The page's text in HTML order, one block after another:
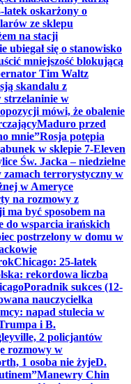
latek oskarżony o
ze sklepu
na stacji
ubiegał się o stanowisko
mniejszość blokującą
Tim Waltz
skandalu z
strzelaninie w
mówi, że obalenie
Maduro przed
mnie”Rosja potępia
w sklepie 7-Eleven
Św. Jacka – niedzielne
terrorystyczny w
w Ameryce
na rozmowy z
być sposobem na
do wsparcia irańskich
postrzelony w domu w
Chicago: 25-latek
rekordowa liczba
Poradnik sukces (12-
nauczycielka
napad stulecia w
i B.
2 policjantów
rozmowy w
1 osoba nie żyjeD.
Manewry Chin